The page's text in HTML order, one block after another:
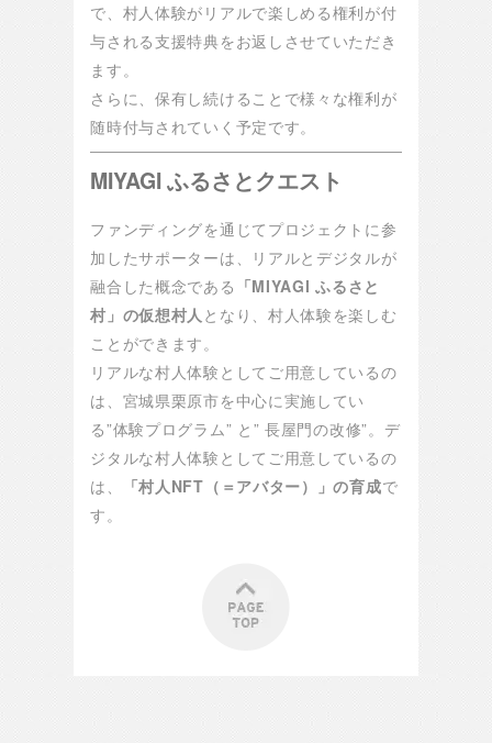
で、村人体験がリアルで楽しめる権利が付
与される支援特典をお返しさせていただき
ます。
さらに、保有し続けることで様々な権利が
随時付与されていく予定です。
MIYAGI ふるさとクエスト
ファンディングを通じてプロジェクトに参
加したサポーターは、リアルとデジタルが
融合した概念である 「MIYAGI ふるさと
村」の仮想村人 となり、村人体験を楽しむ
ことができます。
リアルな村人体験としてご用意しているの
は、宮城県栗原市を中心に実施してい
る”体験プログラム” と” 長屋門の改修”。デ
ジタルな村人体験としてご用意しているの
は、
「村人NFT（＝アバター）」の育成で
す。